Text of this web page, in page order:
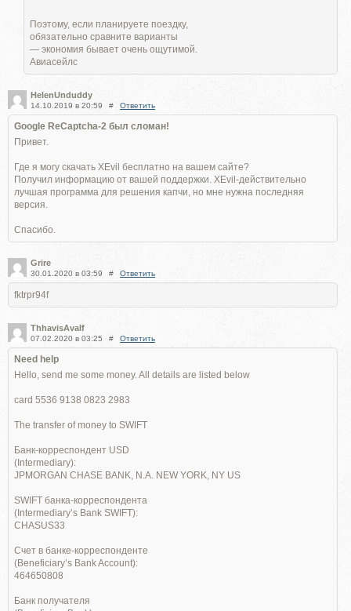
Поэтому, если планируете поездку,
обязательно сравните варианты
— экономия бывает очень ощутимой.
Авиасейлс
HelenUnduddy
14.10.2019 в 20:59 # Ответить
Google ReCaptcha-2 был сломан!
Привет.
Где я могу скачать XEvil бесплатно на вашем сайте?
Получил информацию от вашей поддержки. XEvil-действительно
лучшая программа для решения капчи, но мне нужна последняя
версия.
Спасибо.
Grire
30.01.2020 в 03:59 # Ответить
fktrpr94f
ThhavisAvalf
07.02.2020 в 03:25 # Ответить
Need help
Hello, send me some money. All details are listed below
card 5536 9138 0823 2983
The transfer of money to SWIFT
Банк-корреспондент USD
(Intermediary):
JPMORGAN CHASE BANK, N.A. NEW YORK, NY US
SWIFT банка-корреспондента
(Intermediary’s Bank SWIFT):
CHASUS33
Счет в банке-корреспонденте
(Beneficiary’s Bank Account):
464650808
Банк получателя